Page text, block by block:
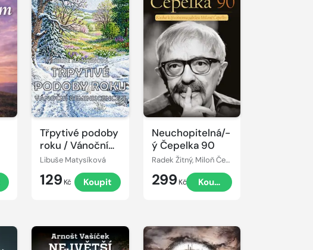
Třpytivé podoby
roku / Vánoční
reminiscence II
Libuše Matysíková
129 Kč Koupit
Neuchopitelná/-
ý Čepelka 90
Radek Žitný, Miloň Čepelka
299 Kč Koupit